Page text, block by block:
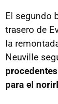
El segundo
trasero de
la
Neuville
para el